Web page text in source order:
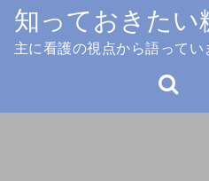
Skip
content
知っておきたい
主に看護の視点から語ってい